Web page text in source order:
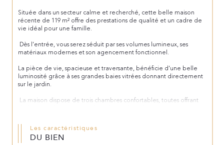
Située dans un secteur calme et recherché, cette belle maison
récente de 119 m² offre des prestations de qualité et un cadre de
vie idéal pour une famille.
Dès l’entrée, vous serez séduit par ses volumes lumineux, ses
matériaux modernes et son agencement fonctionnel.
La pièce de vie, spacieuse et traversante, bénéficie d’une belle
luminosité grâce à ses grandes baies vitrées donnant directement
sur le jardin.
La maison dispose de trois chambres confortables, toutes offrant
La salle d’eau et les espaces techniques sont conçus pour
optimiser le confort quotidien.
Les caractéristiques
DU BIEN